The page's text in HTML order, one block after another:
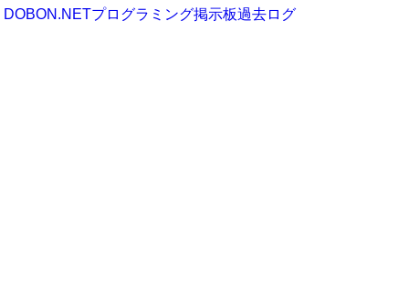
DOBON.NETプログラミング掲示板過去ログ